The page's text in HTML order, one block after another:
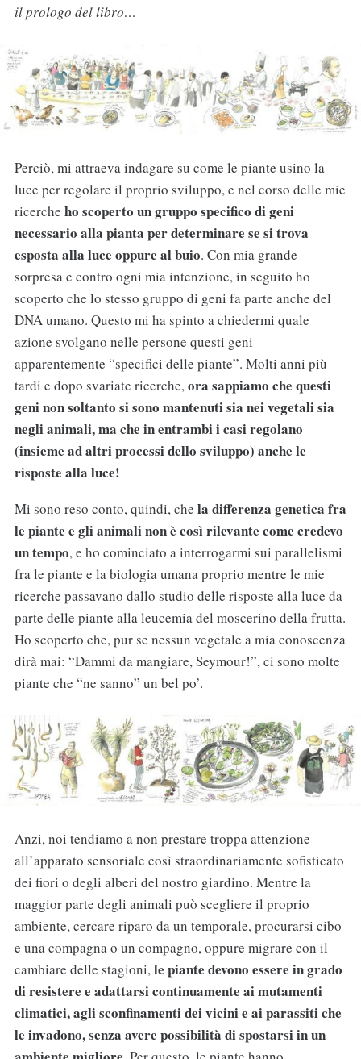
il prologo del libro…
Perciò, mi attraeva indagare su come le piante usino la
luce per regolare il proprio sviluppo, e nel corso delle mie
ricerche ho scoperto un gruppo specifico di geni
necessario alla pianta per determinare se si trova
esposta alla luce oppure al buio. Con mia grande
sorpresa e contro ogni mia intenzione, in seguito ho
scoperto che lo stesso gruppo di geni fa parte anche del
DNA umano. Questo mi ha spinto a chiedermi quale
azione svolgano nelle persone questi geni
apparentemente “specifici delle piante”. Molti anni più
tardi e dopo svariate ricerche,ora sappiamo che questi
geni non soltanto si sono mantenuti sia nei vegetali sia
negli animali, ma che in entrambi i casi regolano
(insieme ad altri processi dello sviluppo) anche le
risposte alla luce!
Mi sono reso conto, quindi, che la differenza genetica fra
le piante e gli animali non è così rilevante come credevo
un tempo, e ho cominciato a interrogarmi sui parallelismi
fra le piante e la biologia umana proprio mentre le mie
ricerche passavano dallo studio delle risposte alla luce da
parte delle piante alla leucemia del moscerino della frutta.
Ho scoperto che, pur se nessun vegetale a mia conoscenza
dirà mai: “Dammi da mangiare, Seymour!”, ci sono molte
piante che “ne sanno” un bel po’.
Anzi, noi tendiamo a non prestare troppa attenzione
all’apparato sensoriale così straordinariamente sofisticato
dei fiori o degli alberi del nostro giardino. Mentre la
maggior parte degli animali può scegliere il proprio
ambiente, cercare riparo da un temporale, procurarsi cibo
e una compagna o un compagno, oppure migrare con il
cambiare delle stagioni,le piante devono essere in grado
di resistere e adattarsi continuamente ai mutamenti
climatici, agli sconfinamenti dei vicini e ai parassiti che
le invadono, senza avere possibilità di spostarsi in un